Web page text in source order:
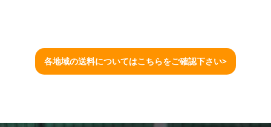
各地域の送料についてはこちらをご確認下さい>